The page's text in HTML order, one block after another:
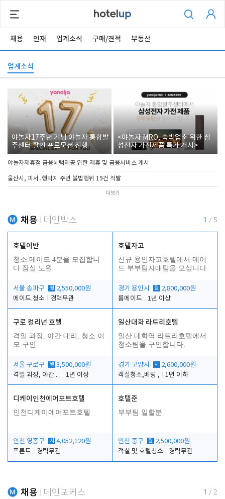
채용 인재 업계소식 구매/견적 부동산
업계소식
야놀자17주년 기념 야놀자 통합발
주센터 할인 프로모션 진행
<야놀자 MRO, 숙박업소 위한 삼
성전자 가전제품 특가 개시>
야놀자제휴점 금융혜택제공 위한 제휴 및 금융서비스 게시
울산시, 피서․행락지 주변 불법행위 19건 적발
더보기
채용 메인박스 1 / 5
호텔어반
청소.메이드 4분을 모집합니
다.잠실.노원
서울 송파구 월 2,550,000원
메이드.청소
경력무관
호텔자고
신규 용인자고호텔에서 메이
드 부부팀자매팀을 모십니다.
경기 용인시 월 2,800,000원
룸메이드
1년 이상
구로 컬리넌 호텔
격일 과장, 야간 대리, 청소 이
모 구인
서울 구로구 월 3,500,000원
격일 과장, 야간 대리, 청소 이모
1년 이상
일산대화 라트리호텔
일산 대화역 라트리호텔에서
청소팀을 구인합니다.
경기 고양시 시
2,600,000원
객실청소,베팅 ,
1년 이하
디케이인천에어포트호텔
인천디케이에어포트호텔
인천 영종구 시 4,052,120원
프론트
경력무관
호텔준
부부팀 일할분
인천 중구 월 2,500,000원
객실 및 호텔청소
경력무관
채용 메인포커스 1 / 2